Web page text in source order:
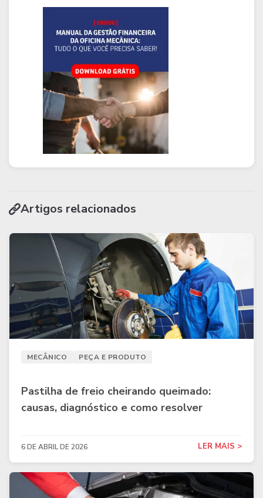
Artigos relacionados
MECÂNICO PEÇA E PRODUTO
Pastilha de freio cheirando queimado:
causas, diagnóstico e como resolver
6 DE ABRIL DE 2026 LER MAIS >